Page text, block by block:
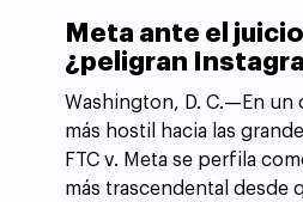
Meta ante el
¿peligran
Washington, D. C.—En un
más hostil hacia las
FTC v. Meta se perfila
más trascendental desde